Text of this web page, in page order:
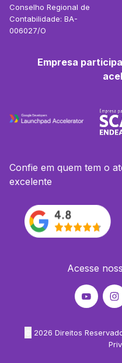
Conselho Regional de
Contabilidade: BA-
006027/O
Empresa
Confie em quem tem o
excelente
Acesse
2026 Direitos